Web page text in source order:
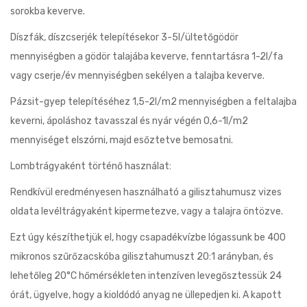
sorokba keverve.
Díszfák, díszcserjék telepítésekor 3-5l/ültetőgödör
mennyiségben a gödör talajába keverve, fenntartásra 1-2l/fa
vagy cserje/év mennyiségben sekélyen a talajba keverve.
Pázsit-gyep telepítéséhez 1,5-2l/m2 mennyiségben a feltalajba
keverni, ápoláshoz tavasszal és nyár végén 0,6-1l/m2
mennyiséget elszórni, majd esőztetve bemosatni.
Lombtrágyaként történő használat:
Rendkívül eredményesen használható a gilisztahumusz vizes
oldata levéltrágyaként kipermetezve, vagy a talajra öntözve.
Ezt úgy készíthetjük el, hogy csapadékvízbe lógassunk be 400
mikronos szűrőzacskóba gilisztahumuszt 20:1 arányban, és
lehetőleg 20°C hőmérsékleten intenzíven levegősztessük 24
órát, ügyelve, hogy a kioldódó anyag ne üllepedjen ki. A kapott